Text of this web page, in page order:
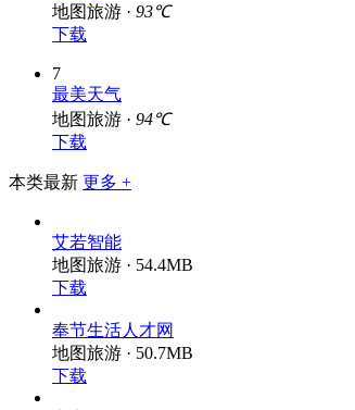
地图旅游 · 93℃
下载
7
最美天气
地图旅游 · 94℃
下载
本类最新 更多 +
艾若智能
地图旅游 · 54.4MB
下载
奉节生活人才网
地图旅游 · 50.7MB
下载